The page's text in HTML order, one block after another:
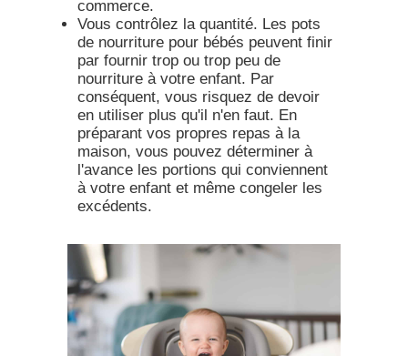
commerce.
Vous contrôlez la quantité. Les pots
de nourriture pour bébés peuvent finir
par fournir trop ou trop peu de
nourriture à votre enfant. Par
conséquent, vous risquez de devoir
en utiliser plus qu'il n'en faut. En
préparant vos propres repas à la
maison, vous pouvez déterminer à
l'avance les portions qui conviennent
à votre enfant et même congeler les
excédents.